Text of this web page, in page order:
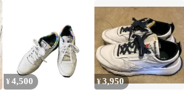
¥ 4,500 ¥3,950